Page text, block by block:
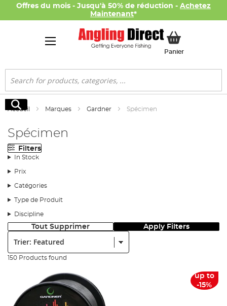
Offres du mois - Jusqu'à 50% de réduction - Achetez
Maintenant*
PanierMon panier
Rechercher
Rechercher
Accueil Marques Gardner Spécimen
Spécimen
Filters
In Stock
Prix
Catégories
Type de Produit
Discipline
Tout Supprimer Apply Filters
150 Products found
up to
-15%